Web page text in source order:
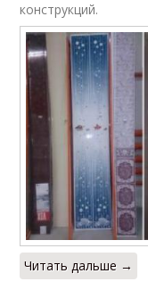
конструкций.
Читать дальше →